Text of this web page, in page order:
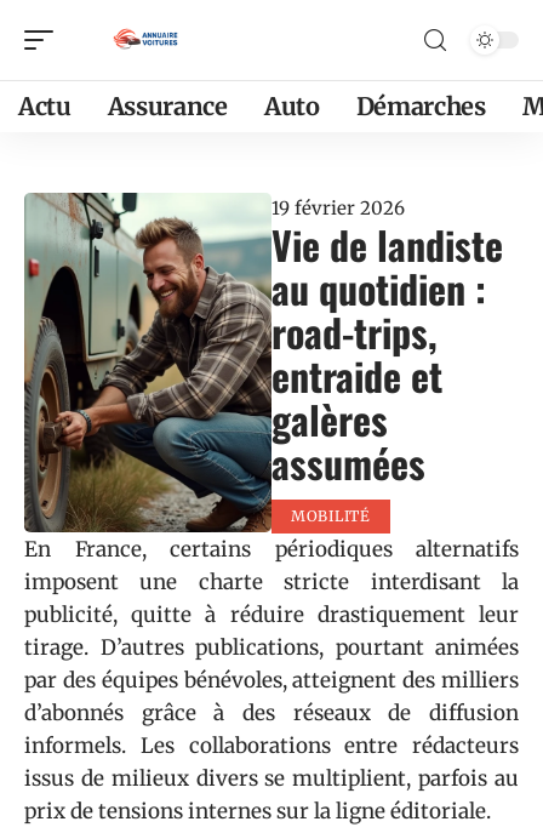
Actu Assurance Auto Démarches
19 février 2026
Vie de landiste
au quotidien :
road-trips,
entraide et
galères
assumées
MOBILITÉ
En France, certains périodiques alternatifs
imposent une charte stricte interdisant la
publicité, quitte à réduire drastiquement leur
tirage. D’autres publications, pourtant animées
par des équipes bénévoles, atteignent des milliers
d’abonnés grâce à des réseaux de diffusion
informels. Les collaborations entre rédacteurs
issus de milieux divers se multiplient, parfois au
prix de tensions internes sur la ligne éditoriale.